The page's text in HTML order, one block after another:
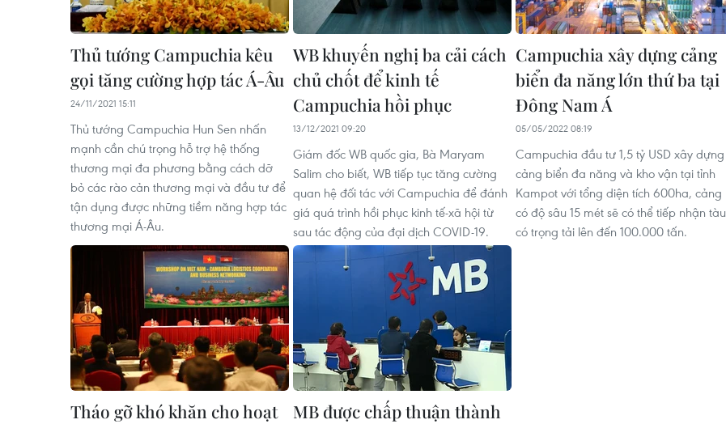
Thủ tướng Campuchia kêu
gọi tăng cường hợp tác Á-Âu
24/11/2021 15:11
Thủ tướng Campuchia Hun Sen nhấn
mạnh cần chú trọng hỗ trợ hệ thống
thương mại đa phương bằng cách dỡ
bỏ các rào cản thương mại và đầu tư để
tận dụng được những tiềm năng hợp tác
thương mại Á-Âu.
WB khuyến nghị ba cải cách
chủ chốt để kinh tế
Campuchia hồi phục
13/12/2021 09:20
Giám đốc WB quốc gia, Bà Maryam
Salim cho biết, WB tiếp tục tăng cường
quan hệ đối tác với Campuchia để đánh
giá quá trình hồi phục kinh tế-xã hội từ
sau tác động của đại dịch COVID-19.
Campuchia xây dựng cảng
biển đa năng lớn thứ ba tại
Đông Nam Á
05/05/2022 08:19
Campuchia đầu tư 1,5 tỷ USD xây dựng
cảng biển đa năng và kho vận tại tỉnh
Kampot với tổng diện tích 600ha, cảng
có độ sâu 15 mét sẽ có thể tiếp nhận tàu
có trọng tải lên đến 100.000 tấn.
​Tháo gỡ khó khăn cho hoạt
MB được chấp thuận thành